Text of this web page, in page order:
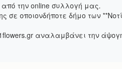
την online συλλογή μας.
σε οποιονδήποτε δήμο των
αναλαμβάνει την